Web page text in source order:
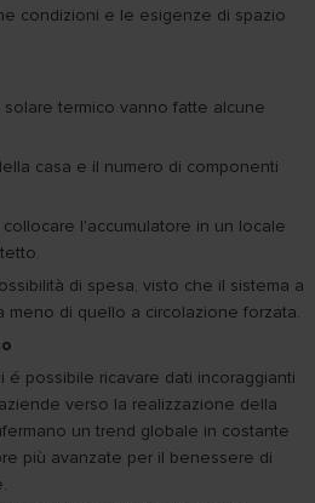
condizioni e le esigenze di spazio
solare termico vanno fatte alcune
casa e il numero di componenti
l'accumulatore in un locale
di spesa, visto che il sistema a
meno di quello a circolazione forzata.
é possibile ricavare dati incoraggianti
verso la realizzazione della
un trend globale in costante
più avanzate per il benessere di